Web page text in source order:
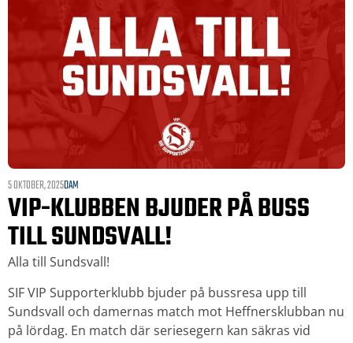
5 OKTOBER, 2025DAM
VIP-KLUBBEN BJUDER PÅ BUSS
TILL SUNDSVALL!
Alla till Sundsvall!
SIF VIP Supporterklubb bjuder på bussresa upp till
Sundsvall och damernas match mot Heffnersklubban nu
på lördag. En match där seriesegern kan säkras vid